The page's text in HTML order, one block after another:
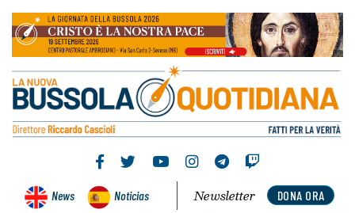
News Noticias DONA ORA
Newsletter